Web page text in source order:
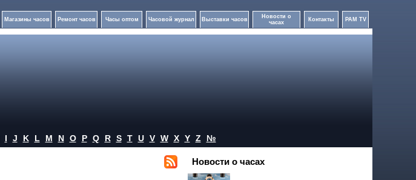
Магазины часов Ремонт часов Часы оптом Часовой журнал Выставки часов
Новости о
часах
Контакты PAM TV
I J K L M N O P Q R S T U V W X Y Z №
Новости о часах